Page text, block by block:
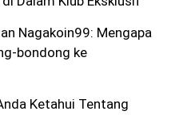
Nagakoin99: Mengapa
bondong ke
Ketahui Tentang